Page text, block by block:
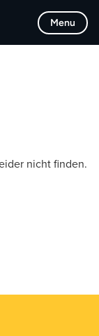
Menu
nicht finden.